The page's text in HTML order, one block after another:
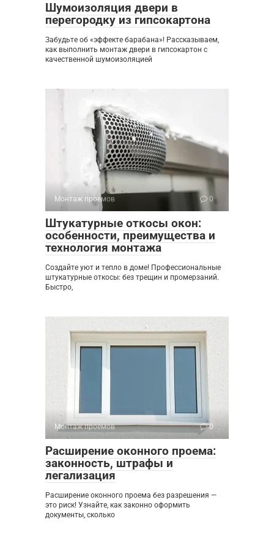
Шумоизоляция двери в
перегородку из гипсокартона
Забудьте об «эффекте барабана»! Рассказываем,
как выполнить монтаж двери в гипсокартон с
качественной шумоизоляцией
Монтаж проемов 0
Штукатурные откосы окон:
особенности, преимущества и
технология монтажа
Создайте уют и тепло в доме! Профессиональные
штукатурные откосы: без трещин и промерзаний.
Быстро,
Монтаж проемов 0
Расширение оконного проема:
законность, штрафы и
легализация
Расширение оконного проема без разрешения —
это риск! Узнайте, как законно оформить
документы, сколько